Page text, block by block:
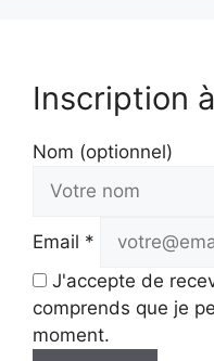
Inscription
Nom (optionnel)
Email *
J'accepte de
comprends que je
moment.